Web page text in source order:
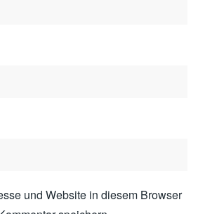
und Website in diesem Browser